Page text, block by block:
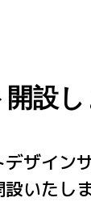
設し
ザイン
設いたし